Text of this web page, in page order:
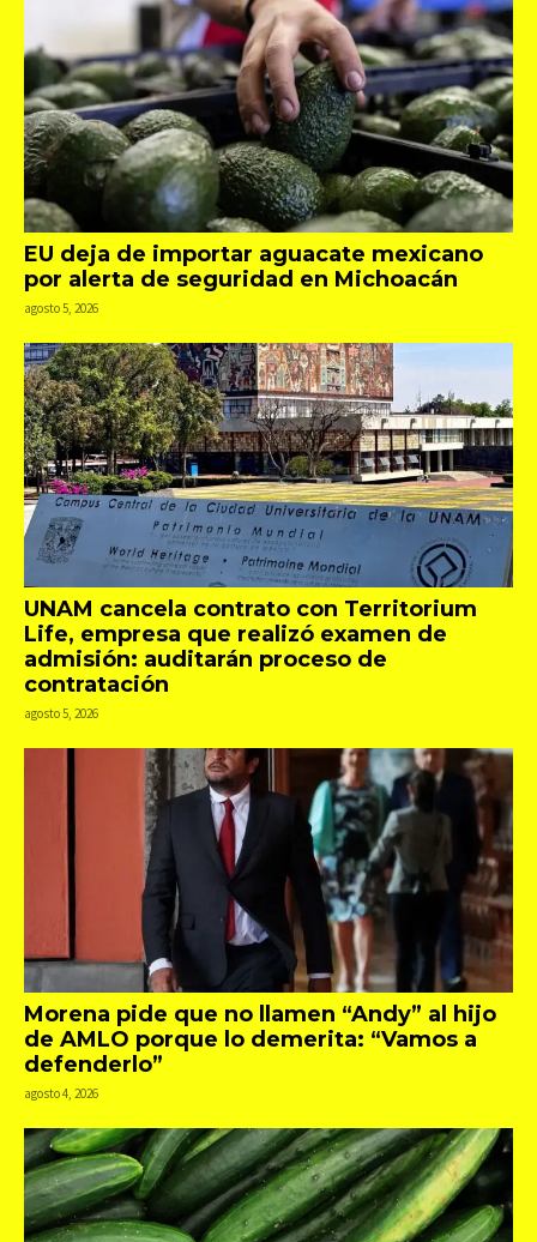
EU deja de importar aguacate mexicano
por alerta de seguridad en Michoacán
agosto 5, 2026
UNAM cancela contrato con Territorium
Life, empresa que realizó examen de
admisión: auditarán proceso de
contratación
agosto 5, 2026
Morena pide que no llamen “Andy” al hijo
de AMLO porque lo demerita: “Vamos a
defenderlo”
agosto 4, 2026